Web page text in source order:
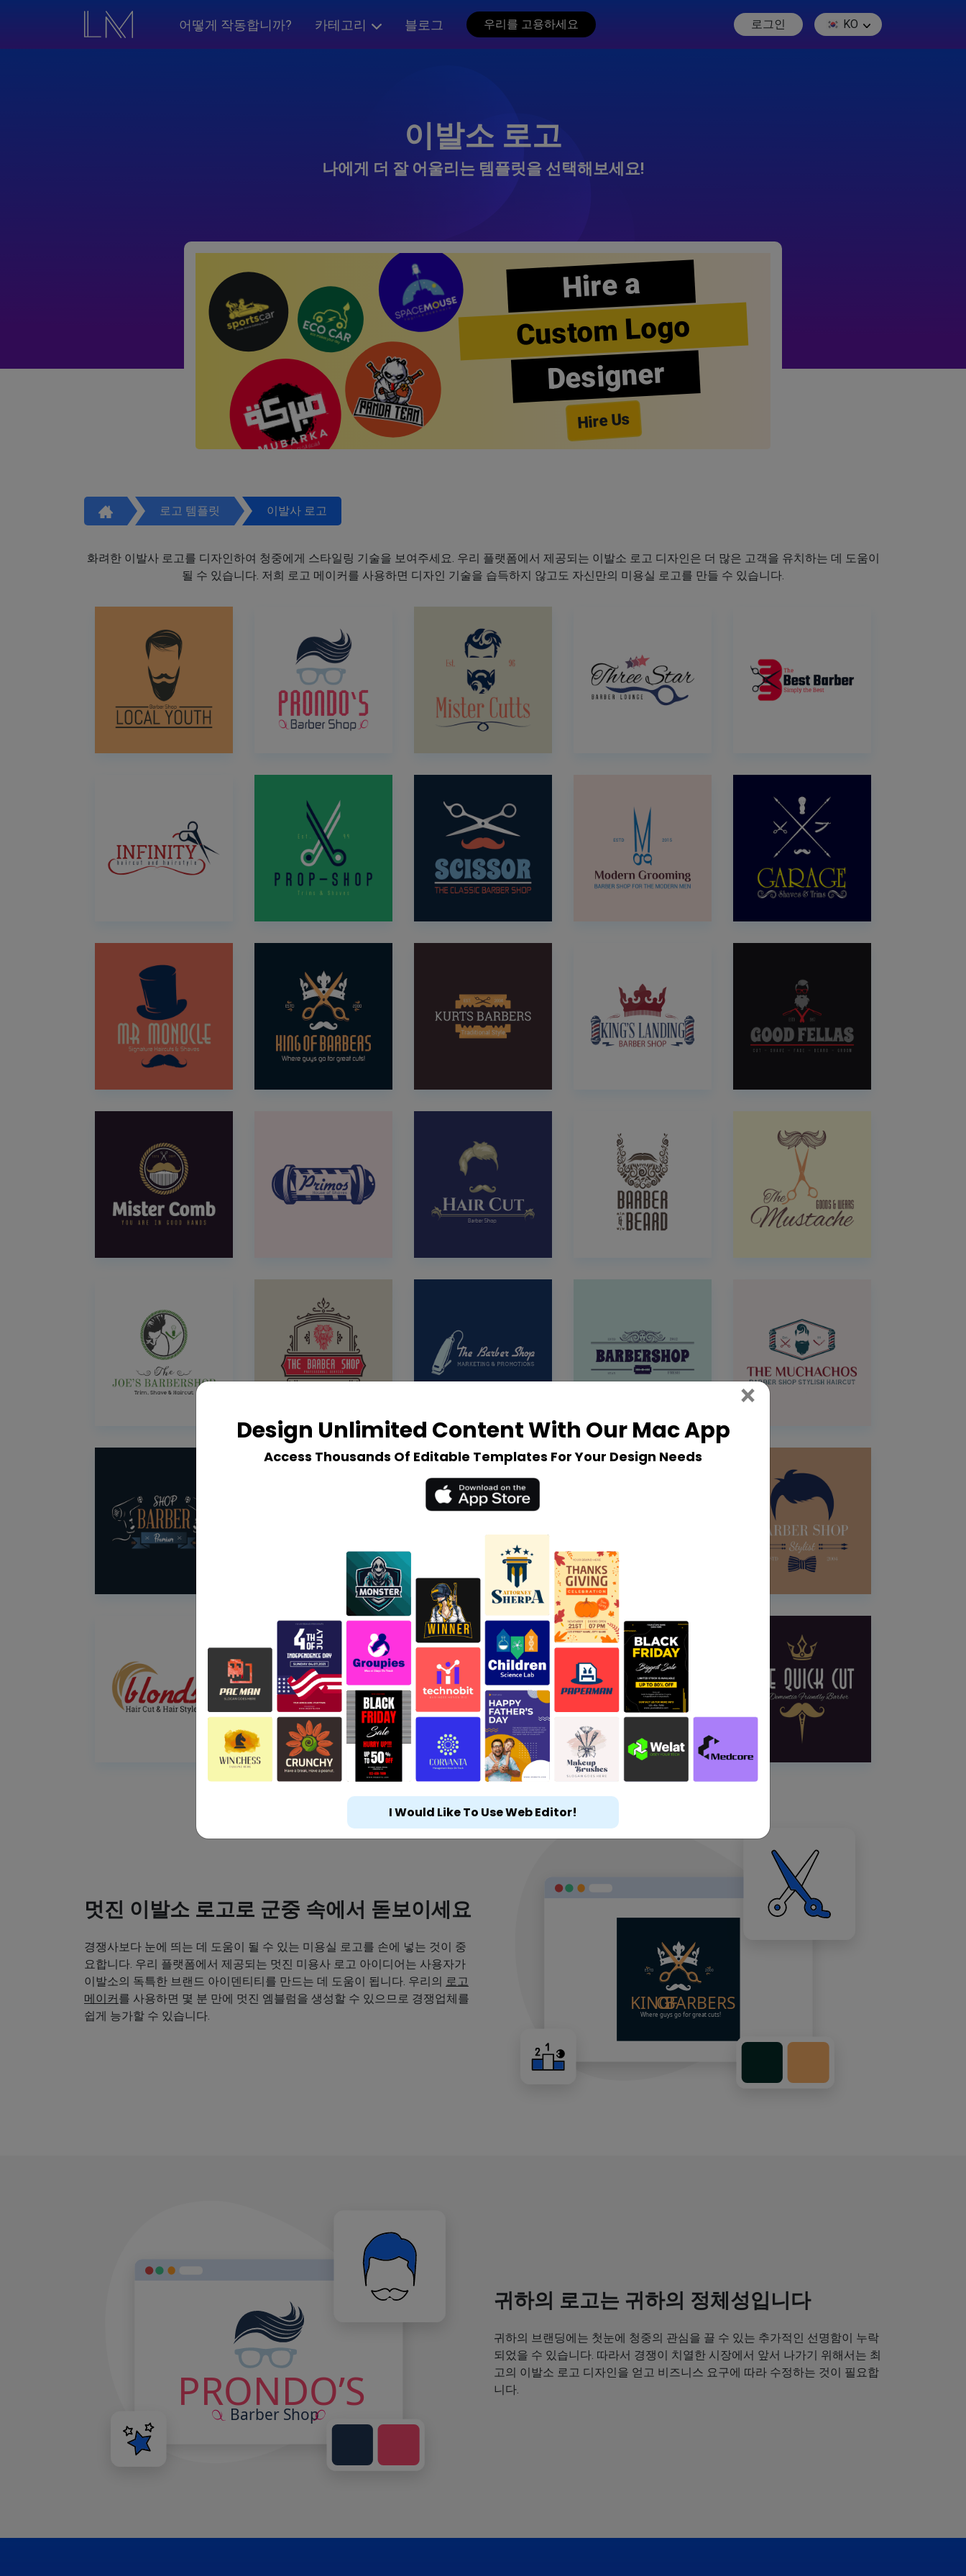
어떻게 작동합니까? 카테고리 블로그 우리를 고용하세요 로그인 KO
이발소 로고
나에게 더 잘 어울리는 템플릿을 선택해보세요!
Hire a
Custom Logo
Designer
Hire Us
로고 템플릿 이발사 로고
화려한 이발사 로고를 디자인하여 청중에게 스타일링 기술을 보여주세요. 우리 플랫폼에서 제공되는 이발소 로고 디자인은 더 많은 고객을 유치하는 데 도움이
될 수 있습니다. 저희 로고 메이커를 사용하면 디자인 기술을 습득하지 않고도 자신만의 미용실 로고를 만들 수 있습니다.
멋진 이발소 로고로 군중 속에서 돋보이세요
경쟁사보다 눈에 띄는 데 도움이 될 수 있는 미용실 로고를 손에 넣는 것이 중
요합니다. 우리 플랫폼에서 제공되는 멋진 미용사 로고 아이디어는 사용자가
이발소의 독특한 브랜드 아이덴티티를 만드는 데 도움이 됩니다. 우리의 로고
메이커 를 사용하면 몇 분 만에 멋진 엠블럼을 생성할 수 있으므로 경쟁업체를
쉽게 능가할 수 있습니다.
귀하의 로고는 귀하의 정체성입니다
귀하의 브랜딩에는 첫눈에 청중의 관심을 끌 수 있는 추가적인 선명함이 누락
되었을 수 있습니다. 따라서 경쟁이 치열한 시장에서 앞서 나가기 위해서는 최
고의 이발소 로고 디자인을 얻고 비즈니스 요구에 따라 수정하는 것이 필요합
니다.
Design Unlimited Content With Our Mac App
Access Thousands Of Editable Templates For Your Design Needs
× Close
I Would Like To Use Web Editor!